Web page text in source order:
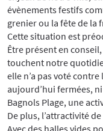
évènements festifs
grenier ou la fête de la
Cette situation est
Être présent en
touchent notre
elle n’a pas voté
aujourd’hui fermées,
Bagnols Plage, une
De plus, l’attractivité